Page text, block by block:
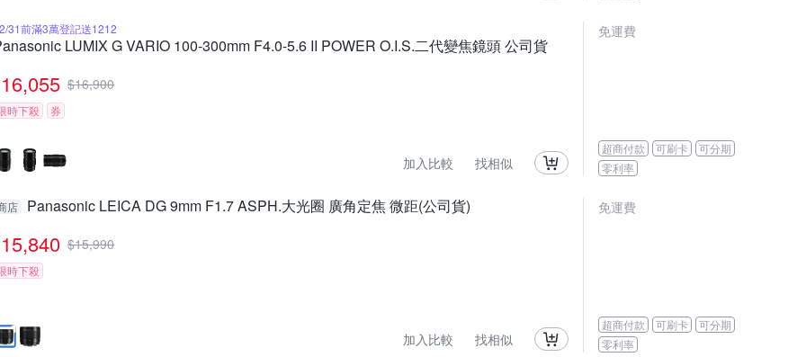
31前滿3萬登記送1212
LUMIX G VARIO 100-300mm F4.0-5.6 II POWER O.I.S.二代變焦鏡頭 公司貨
16,055 $16,900
時下殺 券
加入比較 找相似
免運費
超商付款 可刷卡
可分期
零利率
店 Panasonic LEICA DG 9mm F1.7 ASPH.大光圈 廣角定焦 微距(公司貨)
15,840 $15,990
時下殺
加入比較 找相似
免運費
超商付款 可刷卡
可分期
零利率